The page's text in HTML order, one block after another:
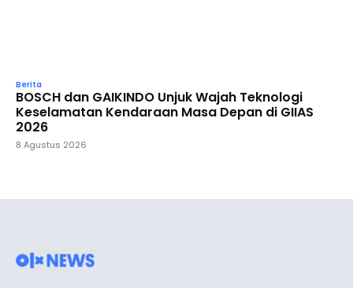
Berita
BOSCH dan GAIKINDO Unjuk Wajah Teknologi
Keselamatan Kendaraan Masa Depan di GIIAS
2026
8 Agustus 2026